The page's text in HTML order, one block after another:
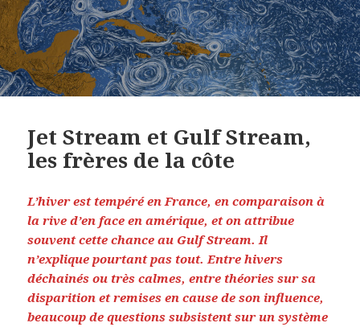
Jet Stream et Gulf Stream,
les frères de la côte
L’hiver est tempéré en France, en comparaison à
la rive d’en face en amérique, et on attribue
souvent cette chance au Gulf Stream. Il
n’explique pourtant pas tout. Entre hivers
déchainés ou très calmes, entre théories sur sa
disparition et remises en cause de son influence,
beaucoup de questions subsistent sur un système